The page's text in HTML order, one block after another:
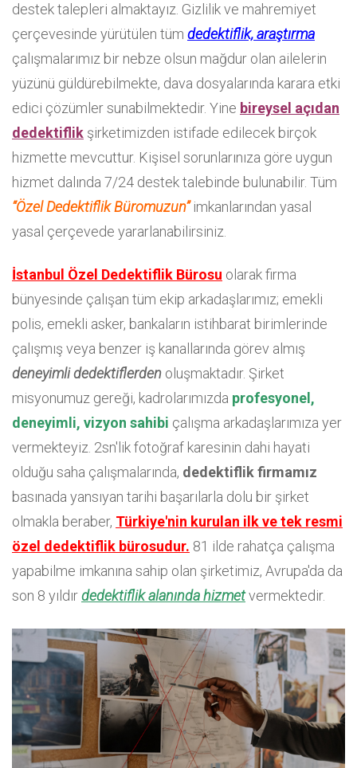
destek talepleri almaktayız. Gizlilik ve mahremiyet
çerçevesinde yürütülen tüm dedektiflik, araştırma
çalışmalarımız bir nebze olsun mağdur olan ailelerin
yüzünü güldürebilmekte, dava dosyalarında karara etki
edici çözümler sunabilmektedir. Yine bireysel açıdan
dedektiflik şirketimizden istifade edilecek birçok
hizmette mevcuttur. Kişisel sorunlarınıza göre uygun
hizmet dalında 7/24 destek talebinde bulunabilir. Tüm
“Özel Dedektiflik Büromuzun”imkanlarından yasal
yasal çerçevede yararlanabilirsiniz.
İstanbul Özel Dedektiflik Bürosu olarak firma
bünyesinde çalışan tüm ekip arkadaşlarımız; emekli
polis, emekli asker, bankaların istihbarat birimlerinde
çalışmış veya benzer iş kanallarında görev almış
deneyimli dedektiflerden oluşmaktadır. Şirket
misyonumuz gereği, kadrolarımızda profesyonel,
deneyimli, vizyon sahibi çalışma arkadaşlarımıza yer
vermekteyiz. 2sn'lik fotoğraf karesinin dahi hayati
olduğu saha çalışmalarında, dedektiflik firmamız
basınada yansıyan tarihi başarılarla dolu bir şirket
olmakla beraber, Türkiye'nin kurulan ilk ve tek resmi
özel dedektiflik bürosudur. 81 ilde rahatça çalışma
yapabilme imkanına sahip olan şirketimiz, Avrupa'da da
son 8 yıldırdedektiflik alanında hizmetvermektedir.